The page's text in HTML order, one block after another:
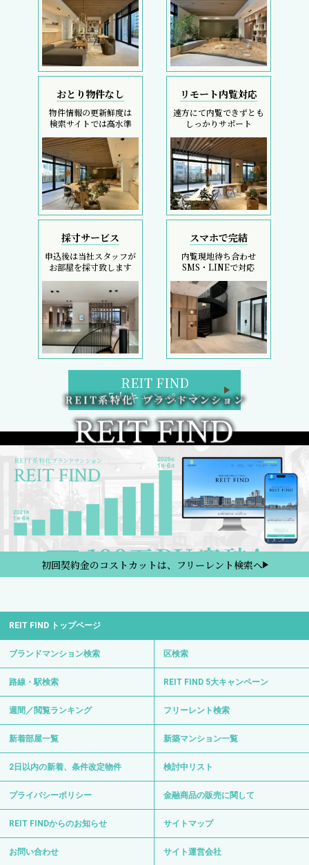
おとり物件なし
物件情報の更新鮮度は
検索サイトでは高水準
リモート内覧対応
遠方にて内覧できずとも
しっかりサポート
採寸サービス
申込後は当社スタッフが
お部屋を採寸致します
スマホで完結
内覧現地待ち合わせ
SMS・LINEで対応
REIT FIND
5大キャンペーン
初回契約金のコストカットは、フリーレント検索へ
REIT FIND トップページ
ブランドマンション検索 区検索
路線・駅検索 REIT FIND 5大キャンペーン
週間／閲覧ランキング フリーレント検索
新着部屋一覧 新築マンション一覧
2日以内の新着、条件改定物件 検討中リスト
プライバシーポリシー 金融商品の販売に関して
REIT FINDからのお知らせ サイトマップ
お問い合わせ サイト運営会社